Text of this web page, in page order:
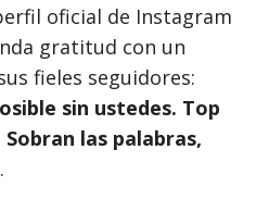
oficial de Instagram
gratitud con un
fieles seguidores:
sin ustedes. Top
las palabras,
.